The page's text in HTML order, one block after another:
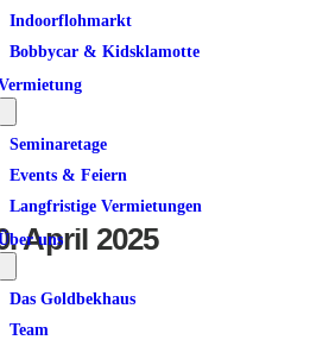
Indoorflohmarkt
Bobbycar & Kidsklamotte
Seminaretage
Events & Feiern
Langfristige Vermietungen
uns
Das Goldbekhaus
Team
Donnerstag
April 2025